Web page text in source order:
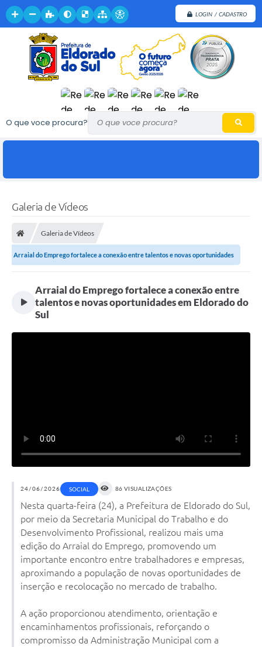
LOGIN / CADASTRO
O que voce procura?
Galeria de Vídeos
Galeria de Vídeos
Arraial do Emprego fortalece a conexão entre talentos e novas oportunidades
Arraial do Emprego fortalece a conexão entre
talentos e novas oportunidades em Eldorado do
Sul
24/06/2026 SOCIAL 86 VISUALIZAÇÕES
Nesta quarta-feira (24), a Prefeitura de Eldorado do Sul,
por meio da Secretaria Municipal do Trabalho e do
Desenvolvimento Profissional, realizou mais uma
edição do Arraial do Emprego, promovendo um
importante encontro entre trabalhadores e empresas,
aproximando a população de novas oportunidades de
inserção e recolocação no mercado de trabalho.
A ação proporcionou atendimento, orientação e
encaminhamentos profissionais, reforçando o
compromisso da Administração Municipal com a